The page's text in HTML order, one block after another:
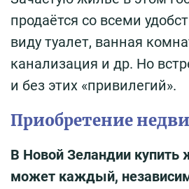
продаётся со всеми
виду туалет, ванная
канализация и др. Но
и без этих «привилегий».
Приобретение
В Новой Зеландии купить
может каждый,